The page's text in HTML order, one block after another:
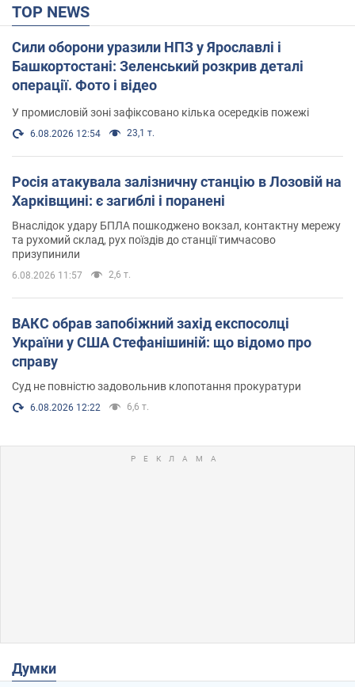
TOP NEWS
Сили оборони уразили НПЗ у Ярославлі і
Башкортостані: Зеленський розкрив деталі
операції. Фото і відео
У промисловій зоні зафіксовано кілька осередків пожежі
6.08.2026 12:54 23,1 т.
Росія атакувала залізничну станцію в Лозовій на
Харківщині: є загиблі і поранені
Внаслідок удару БПЛА пошкоджено вокзал, контактну мережу
та рухомий склад, рух поїздів до станції тимчасово
призупинили
6.08.2026 11:57 2,6 т.
ВАКС обрав запобіжний захід експосолці
України у США Стефанішиній: що відомо про
справу
Суд не повністю задовольнив клопотання прокуратури
6.08.2026 12:22 6,6 т.
Думки